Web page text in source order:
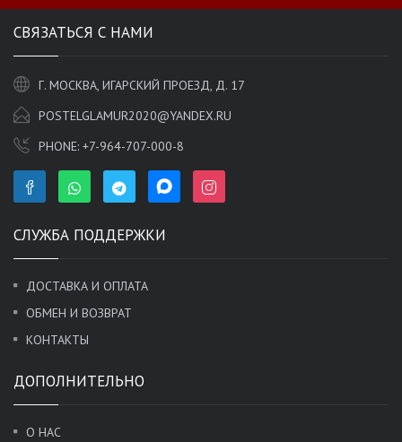
СВЯЗАТЬСЯ С НАМИ
Г. МОСКВА, ИГАРСКИЙ ПРОЕЗД, Д. 17
POSTELGLAMUR2020@YANDEX.RU
PHONE: +7-964-707-000-8
СЛУЖБА ПОДДЕРЖКИ
ДОСТАВКА И ОПЛАТА
ОБМЕН И ВОЗВРАТ
КОНТАКТЫ
ДОПОЛНИТЕЛЬНО
О НАС